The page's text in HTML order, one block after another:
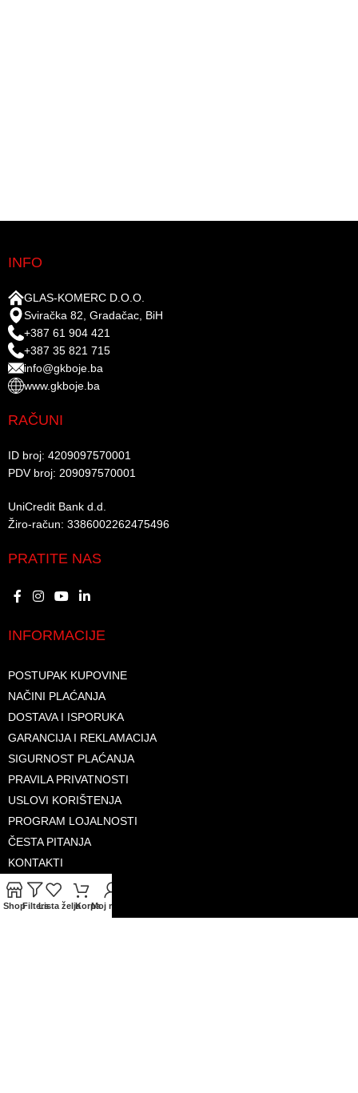
INFO
GLAS-KOMERC D.O.O.
Sviračka 82, Gradačac, BiH
+387 61 904 421
+387 35 821 715
info@gkboje.ba
www.gkboje.ba
RAČUNI
ID broj: 4209097570001​
PDV broj: 209097570001 ​
UniCredit Bank d.d.​
Žiro-račun: 3386002262475496​​
PRATITE NAS
INFORMACIJE
POSTUPAK KUPOVINE
NAČINI PLAĆANJA
DOSTAVA I ISPORUKA
GARANCIJA I REKLAMACIJA
SIGURNOST PLAĆANJA
PRAVILA PRIVATNOSTI
USLOVI KORIŠTENJA
PROGRAM LOJALNOSTI
ČESTA PITANJA
KONTAKTI
O NAMA
ShopFiltersLista željaKorpaMoj račun